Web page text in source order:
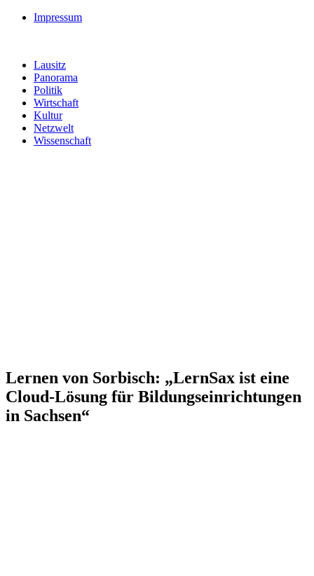
Impressum
Lausitz
Panorama
Politik
Wirtschaft
Kultur
Netzwelt
Wissenschaft
Lernen von Sorbisch: „LernSax ist eine
Cloud-Lösung für Bildungseinrichtungen
in Sachsen“